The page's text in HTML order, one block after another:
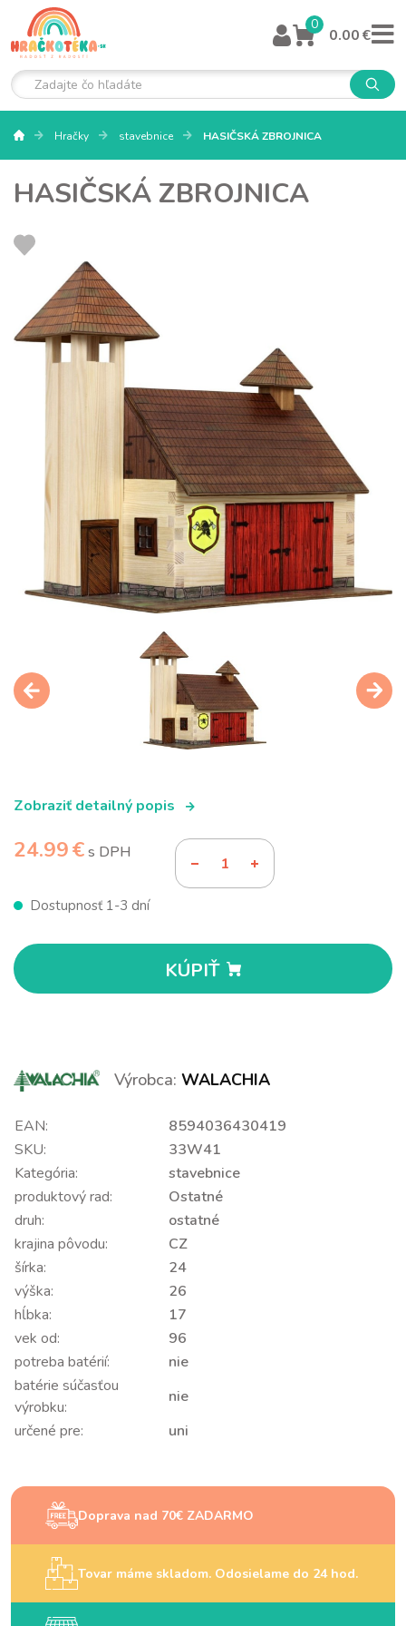
0
0.00 €
Hračky stavebnice HASIČSKÁ ZBROJNICA
HASIČSKÁ ZBROJNICA
Zobraziť detailný popis
24.99 €s DPH
Dostupnosť 1-3 dní
KÚPIŤ
Výrobca: WALACHIA
EAN:
8594036430419
SKU:
33W41
Kategória:
stavebnice
produktový rad:
Ostatné
druh:
ostatné
krajina pôvodu:
CZ
šírka:
24
výška:
26
hĺbka:
17
vek od:
96
potreba batérií:
nie
batérie súčasťou
výrobku:
nie
určené pre:
uni
Doprava nad 70€ ZADARMO
Tovar máme skladom. Odosielame do 24 hod.